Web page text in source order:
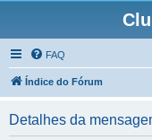
FAQ
Índice do Fórum
Detalhes da